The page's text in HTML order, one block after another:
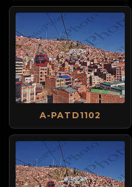
A-PATD1102